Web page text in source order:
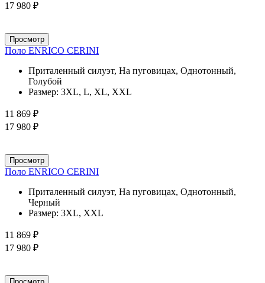
17 980 ₽
Просмотр
Поло ENRICO CERINI
Приталенный силуэт, На пуговицах, Однотонный,
Голубой
Размер: 3XL, L, XL, XXL
11 869 ₽
17 980 ₽
Просмотр
Поло ENRICO CERINI
Приталенный силуэт, На пуговицах, Однотонный,
Черный
Размер: 3XL, XXL
11 869 ₽
17 980 ₽